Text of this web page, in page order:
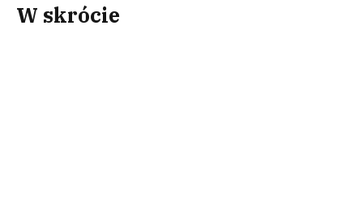
W skrócie